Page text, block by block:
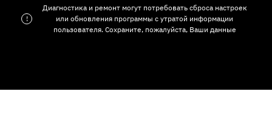
!
Диагностика и ремонт могут потребовать сброса настроек
или обновления программы с утратой информации
пользователя. Сохраните, пожалуйста, Ваши данные